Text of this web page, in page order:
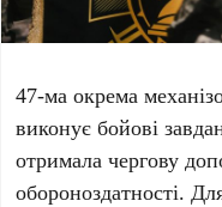
47-ма окрема
виконує бойові
отримала чергову
обороноздатності.